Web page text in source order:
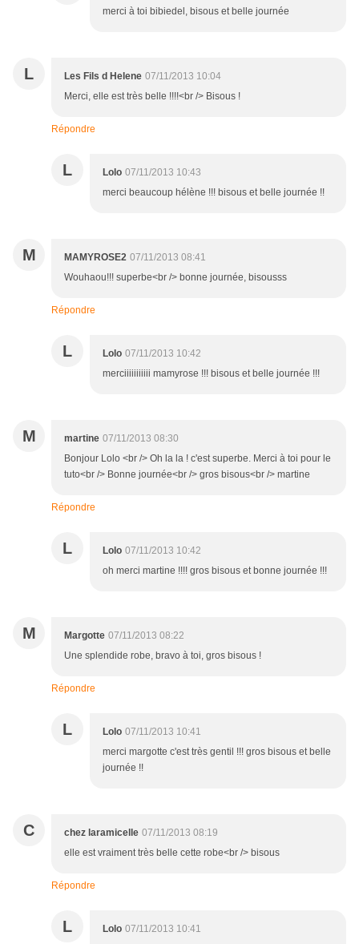
merci à toi bibiedel, bisous et belle journée
L Les Fils d Helene 07/11/2013 10:04
Merci, elle est très belle !!!!<br /> Bisous !
Répondre
L Lolo 07/11/2013 10:43
merci beaucoup hélène !!! bisous et belle journée !!
M MAMYROSE2 07/11/2013 08:41
Wouhaou!!! superbe<br /> bonne journée, bisousss
Répondre
L Lolo 07/11/2013 10:42
merciiiiiiiiiii mamyrose !!! bisous et belle journée !!!
M martine 07/11/2013 08:30
Bonjour Lolo <br /> Oh la la ! c'est superbe. Merci à toi pour le
tuto<br /> Bonne journée<br /> gros bisous<br /> martine
Répondre
L Lolo 07/11/2013 10:42
oh merci martine !!!! gros bisous et bonne journée !!!
M Margotte 07/11/2013 08:22
Une splendide robe, bravo à toi, gros bisous !
Répondre
L Lolo 07/11/2013 10:41
merci margotte c'est très gentil !!! gros bisous et belle
journée !!
C chez laramicelle 07/11/2013 08:19
elle est vraiment très belle cette robe<br /> bisous
Répondre
L Lolo 07/11/2013 10:41